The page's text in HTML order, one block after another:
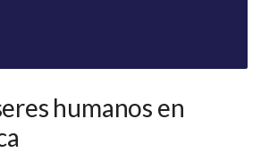
humanos en